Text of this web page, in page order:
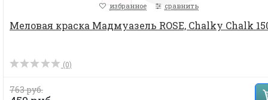
избранное сравнить
Меловая краска Мадмуазель ROSE, Chalky Chalk
(0)
763 руб.